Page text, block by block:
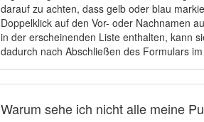
darauf zu achten, dass gelb oder blau
Doppelklick auf den Vor- oder Nachnamen
in der erscheinenden Liste enthalten, kann
dadurch nach Abschließen des Formulars
Warum sehe ich nicht alle meine